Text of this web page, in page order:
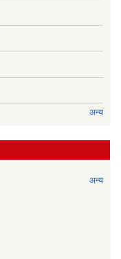
अन्य
अन्य